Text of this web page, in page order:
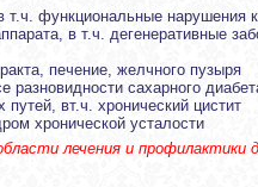
функциональные нарушения
в т.ч. дегенеративные
печение, желчного пузыря
сахарного
вт.ч. хронический цистит
хронической усталости
лечения и профилактики